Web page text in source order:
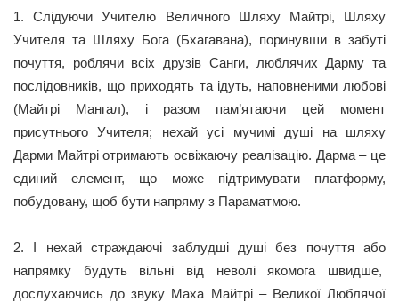
1. Слідуючи Учителю Величного Шляху Майтрі, Шляху
Учителя та Шляху Бога (Бхагавана), поринувши в забуті
почуття, роблячи всіх друзів Санги, люблячих Дарму та
послідовників, що приходять та ідуть, наповненими любові
(Майтрі Мангал), і разом пам’ятаючи цей момент
присутнього Учителя; нехай усі мучимі душі на шляху
Дарми Майтрі отримають освіжаючу реалізацію. Дарма – це
єдиний елемент, що може підтримувати платформу,
побудовану, щоб бути напряму з Параматмою.
2. І нехай страждаючі заблудші душі без почуття або
напрямку будуть вільні від неволі якомога швидше,
дослухаючись до звуку Маха Майтрі – Великої Люблячої